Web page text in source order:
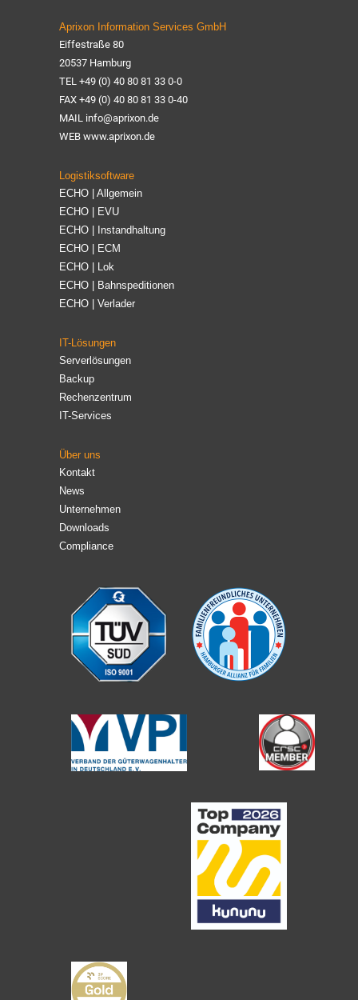
Aprixon Information Services GmbH
Eiffestraße 80
20537 Hamburg
TEL +49 (0) 40 80 81 33 0-0
FAX +49 (0) 40 80 81 33 0-40
MAIL info@aprixon.de
WEB www.aprixon.de
Logistiksoftware
ECHO | Allgemein
ECHO | EVU
ECHO | Instandhaltung
ECHO | ECM
ECHO | Lok
ECHO | Bahnspeditionen
ECHO | Verlader
IT-Lösungen
Serverlösungen
Backup
Rechenzentrum
IT-Services
Über uns
Kontakt
News
Unternehmen
Downloads
Compliance